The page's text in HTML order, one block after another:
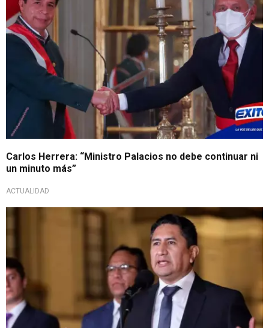
Carlos Herrera: “Ministro Palacios no debe continuar ni
un minuto más”
ACTUALIDAD